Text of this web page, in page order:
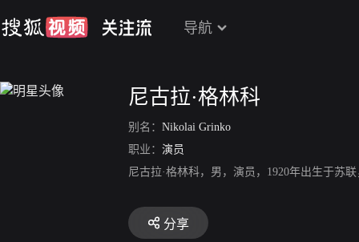
导航
尼古拉·格林科
别名： Nikolai Grinko
职业： 演员
尼古拉·格林科，男，演员，1920年出生于苏
分享